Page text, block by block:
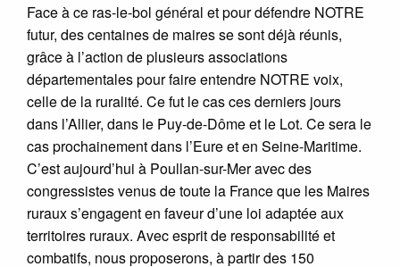
Face à ce ras-le-bol général et pour défendre NOTRE
futur, des centaines de maires se sont déjà réunis,
grâce à l’action de plusieurs associations
départementales pour faire entendre NOTRE voix,
celle de la ruralité. Ce fut le cas ces derniers jours
dans l’Allier, dans le Puy-de-Dôme et le Lot. Ce sera le
cas prochainement dans l’Eure et en Seine-Maritime.
C’est aujourd’hui à Poullan-sur-Mer avec des
congressistes venus de toute la France que les Maires
ruraux s’engagent en faveur d’une loi adaptée aux
territoires ruraux. Avec esprit de responsabilité et
combatifs, nous proposerons, à partir des 150